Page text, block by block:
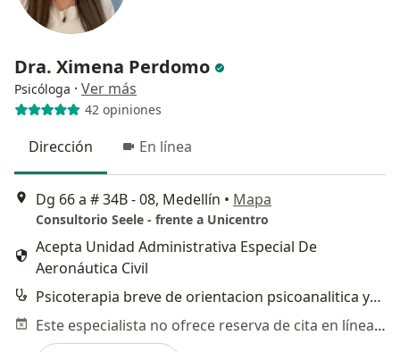
Dra. Ximena Perdomo
Psicóloga · Ver más
42 opiniones
Dirección En línea
Dg 66 a # 34B - 08, Medellín • Mapa
Consultorio Seele - frente a Unicentro
Acepta Unidad Administrativa Especial De
Aeronáutica Civil
Psicoterapia breve de orientacion psicoanalitica y psicoanalisis
Este especialista no ofrece reserva de cita en línea en esta dirección.